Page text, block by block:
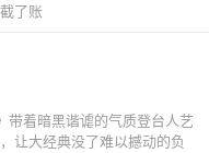
了账
着暗黑谐谑的气质登台人艺
让大经典没了难以撼动的负